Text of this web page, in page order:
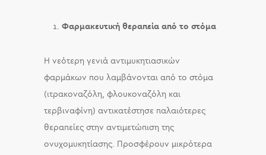
Φαρμακευτική θεραπεία από το στόμα
Η νεότερη γενιά αντιμυκητιασικών
φαρμάκων που λαμβάνονται από το στόμα
(ιτρακοναζόλη, φλουκοναζόλη και
τερβιναφίνη) αντικατέστησε παλαιότερες
θεραπείες στην αντιμετώπιση της
ονυχομυκητίασης. Προσφέρουν μικρότερα